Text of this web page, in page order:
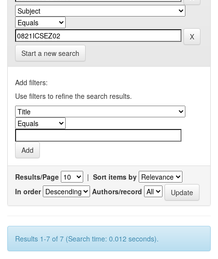
Start a new search
Add filters:
Use filters to refine the search results.
Results/Page | Sort items by
In order
Authors/record
Results 1-7 of 7 (Search time: 0.012 seconds).